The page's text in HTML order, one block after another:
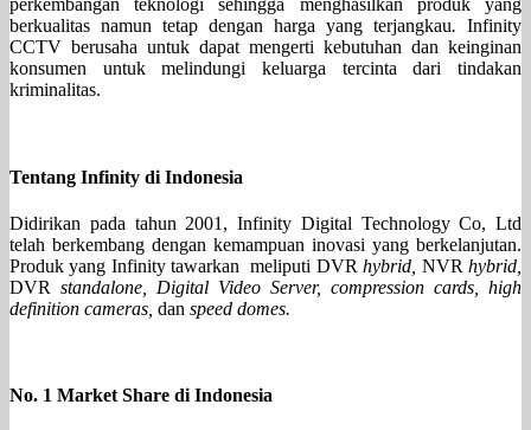
perkembangan teknologi sehingga menghasilkan produk yang
berkualitas namun tetap dengan harga yang terjangkau. Infinity
CCTV berusaha untuk dapat mengerti kebutuhan dan keinginan
konsumen untuk melindungi keluarga tercinta dari tindakan
kriminalitas.
Tentang Infinity di Indonesia
Didirikan pada tahun 2001, Infinity Digital Technology Co, Ltd
telah berkembang dengan kemampuan inovasi yang berkelanjutan.
Produk yang Infinity tawarkan meliputi DVRhybrid, NVRhybrid,
DVR standalone, Digital Video Server, compression cards, high
definition cameras, dan speed domes.
No. 1 Market Share di Indonesia